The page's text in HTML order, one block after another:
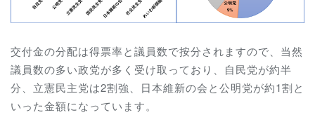
交付金の分配は得票率と議員数で按分されますので、当然
議員数の多い政党が多く受け取っており、自民党が約半
分、立憲民主党は2割強、日本維新の会と公明党が約1割と
いった金額になっています。